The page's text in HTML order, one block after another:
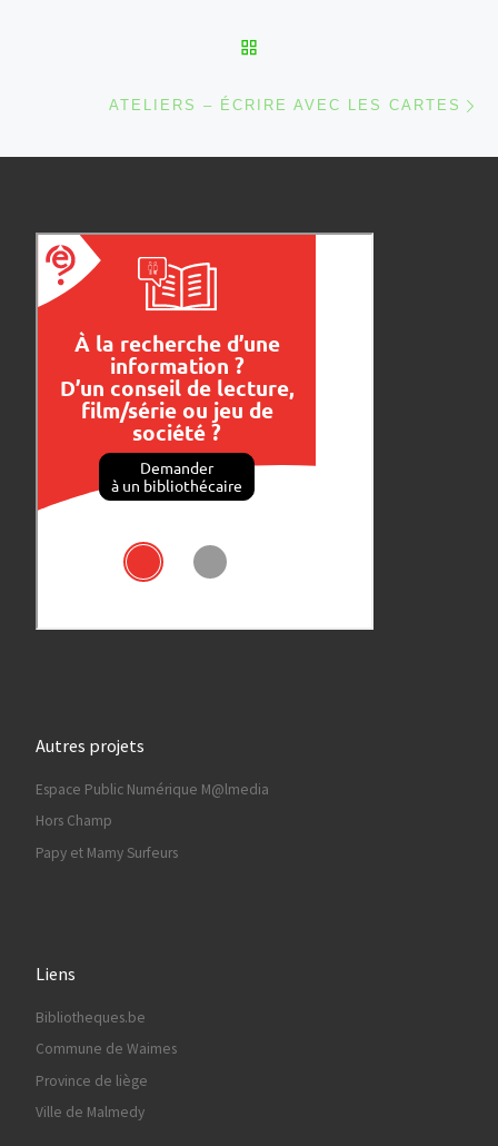
ATELIERS – ÉCRIRE AVEC LES CARTES
Autres projets
Espace Public Numérique M@lmedia
Hors Champ
Papy et Mamy Surfeurs
Liens
Bibliotheques.be
Commune de Waimes
Province de liège
Ville de Malmedy